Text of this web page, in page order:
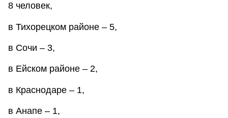
8 человек,
в Тихорецком районе – 5,
в Сочи – 3,
в Ейском районе – 2,
в Краснодаре – 1,
в Анапе – 1,